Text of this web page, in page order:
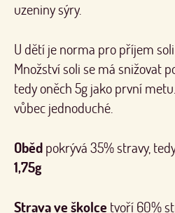
uzeniny sýry.
U dětí je norma pro příjem
Množství soli se má snižovat
tedy oněch 5g jako první
vůbec jednoduché.
Oběd pokrývá 35% stravy,
1,75g
Strava ve školce tvoří 60%